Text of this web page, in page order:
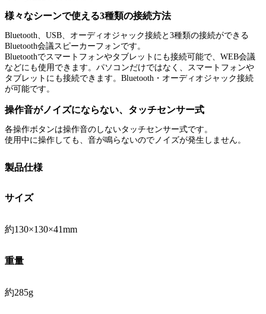
様々なシーンで使える3種類の接続方法
Bluetooth、USB、オーディオジャック接続と3種類の接続ができる
Bluetooth会議スピーカーフォンです。
Bluetoothでスマートフォンやタブレットにも接続可能で、WEB会議
などにも使用できます。パソコンだけではなく、スマートフォンや
タブレットにも接続できます。Bluetooth・オーディオジャック接続
が可能です。
操作音がノイズにならない、タッチセンサー式
各操作ボタンは操作音のしないタッチセンサー式です。
使用中に操作しても、音が鳴らないのでノイズが発生しません。
製品仕様
サイズ
約130×130×41mm
重量
約285g